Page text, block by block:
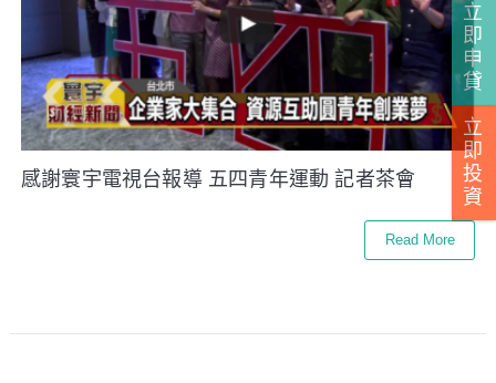
感謝寰宇電視台報導 五四青年運動 記者茶會
Read More
立
即
申
貸
立
即
投
資